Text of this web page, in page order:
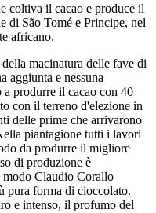
coltiva il cacao e produce il
di São Tomé e Principe, nel
africano.
macinatura delle fave di
aggiunta e nessuna
produrre il cacao con 40
con il terreno d'elezione in
delle prime che arrivarono
piantagione tutti i lavori
da produrre il migliore
di produzione è
modo Claudio Corallo
pura forma di cioccolato.
e intenso, il profumo del